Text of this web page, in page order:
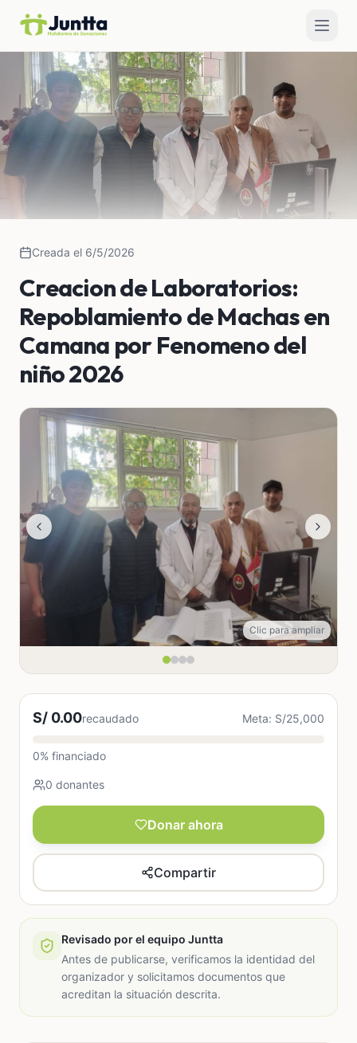
Creada el 6/5/2026
Creacion de Laboratorios:
Repoblamiento de Machas en
Camana por Fenomeno del
niño 2026
Clic para ampliar
S/ 0.00recaudado Meta: S/25,000
0% financiado
0 donantes
Donar ahora
Compartir
Revisado por el equipo Juntta
Antes de publicarse, verificamos la identidad del
organizador y solicitamos documentos que
acreditan la situación descrita.